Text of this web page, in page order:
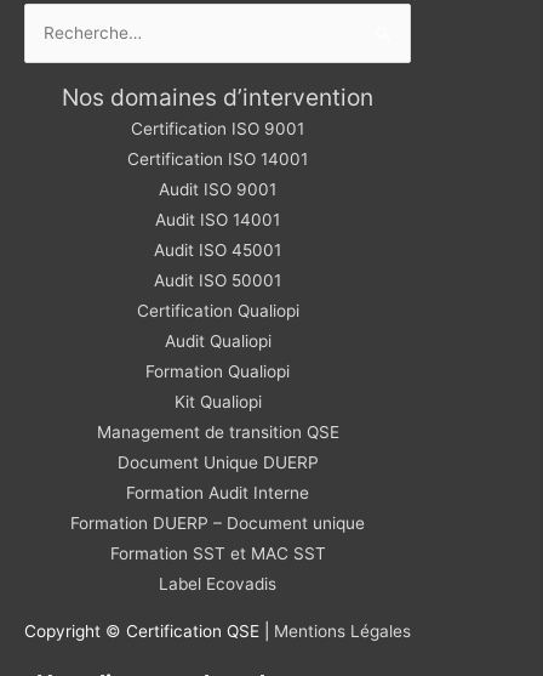
Nos domaines d’intervention
Certification ISO 9001
Certification ISO 14001
Audit ISO 9001
Audit ISO 14001
Audit ISO 45001
Audit ISO 50001
Certification Qualiopi
Audit Qualiopi
Formation Qualiopi
Kit Qualiopi
Management de transition QSE
Document Unique DUERP
Formation Audit Interne
Formation DUERP – Document unique
Formation SST et MAC SST
Label Ecovadis
Copyright © Certification QSE | Mentions Légales